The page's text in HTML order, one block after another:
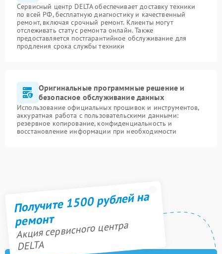
Сервисный центр DELTA обеспечивает доставку техники
по всей РФ, бесплатную диагностику и качественный
ремонт, включая срочный ремонт. Клиенты могут
отслеживать статус ремонта онлайн. Также
предоставляется постгарантийное обслуживание для
продления срока службы техники
Оригинальные программные решение и
безопасное обслуживание данных
Использование официальных прошивок и инструментов,
аккуратная работа с пользовательскими данными:
резервное копирование, конфиденциальность и
восстановление информации при необходимости
Получите 1500 рублей на
ремонт
Акция сервисного центра
DELTA